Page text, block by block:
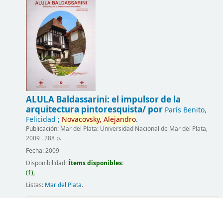
ALULA Baldassarini: el impulsor de la
arquitectura pintoresquista/por París Benito,
Felicidad ; Novacovsky, Alejandro.
Publicación:Mar del Plata: Universidad Nacional de Mar del Plata,
2009 . 288 p.
Fecha:2009
Disponibilidad:Ítems disponibles:
(1),
Listas: Mar del Plata.